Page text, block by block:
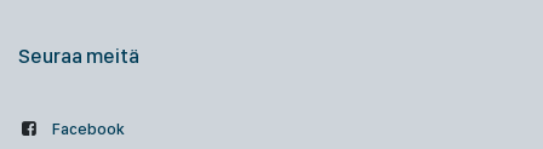
Seuraa meitä
Facebook